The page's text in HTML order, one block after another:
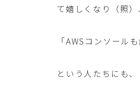
て嬉しくなり（照
「AWSコンソール
という人たちにも、